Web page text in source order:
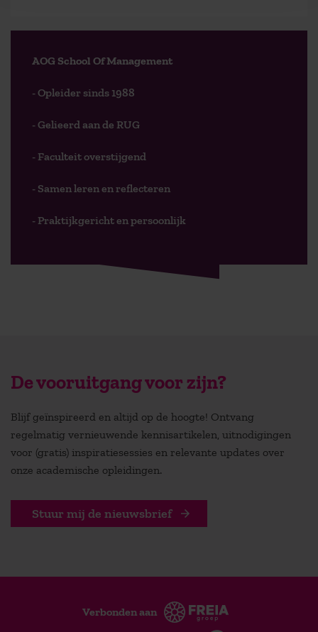
AOG School Of Management
- Opleider sinds 1988
- Gelieerd aan de RUG
- Faculteit overstijgend
- Samen leren en reflecteren
- Praktijkgericht en persoonlijk
De vooruitgang voor zijn?
Blijf geïnspireerd en altijd op de hoogte! Ontvang
regelmatig vernieuwende kennisartikelen, uitnodigingen
voor (gratis) inspiratiesessies en relevante updates over
onze academische opleidingen.
Stuur mij de nieuwsbrief
Verbonden aan